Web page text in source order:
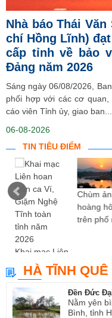
Nhà báo Thái
chí Hồng Lĩnh)
cấp tỉnh về bảo
Đảng năm 2026
Sáng ngày 06/08/2026,
phối hợp với các cơ
cáo viên Tỉnh ủy, giao ban....
06-08-2026
TIN TIÊU ĐIỂM
Khai mạc Liên
hoan Dân ca
Ví, Giặm...
Chùm
hoàng
trên phố
HÀ TĨNH QUÊ
Đền Đức
Nằm yên
Bình, tỉnh